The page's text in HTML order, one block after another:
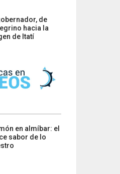
de
hacia la
de Itatí
en almíbar: el
sabor de lo